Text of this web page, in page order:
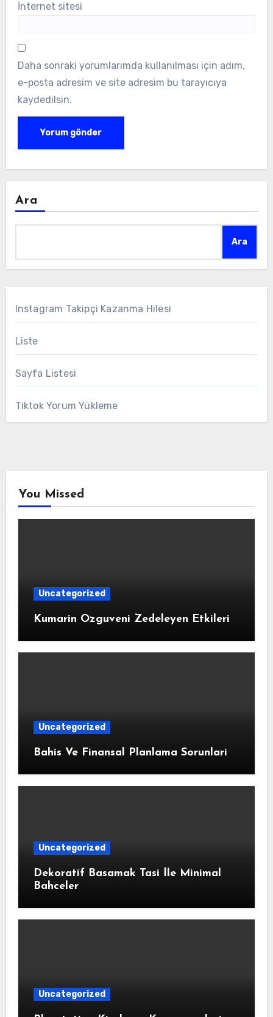
İnternet sitesi
Daha sonraki yorumlarımda kullanılması için adım,
e-posta adresim ve site adresim bu tarayıcıya
kaydedilsin.
Ara
Ara
Instagram Takipçi Kazanma Hilesi
Liste
Sayfa Listesi
Tiktok Yorum Yükleme
You Missed
Uncategorized
Kumarin Ozguveni Zedeleyen Etkileri
Uncategorized
Bahis Ve Finansal Planlama Sorunlari
Uncategorized
Dekoratif Basamak Tasi İle Minimal
Bahceler
Uncategorized